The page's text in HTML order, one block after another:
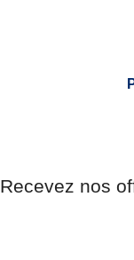
Recevez nos